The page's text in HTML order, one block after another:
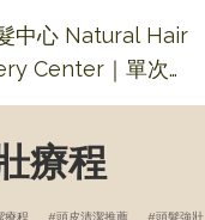
中心 Natural Hair
Center｜單次收
頭皮頭瘡護理
療程
療程 頭皮清潔推薦 頭髮強壯